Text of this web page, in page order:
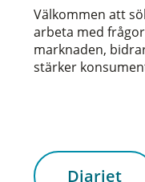
Välkommen att
arbeta med
marknaden,
stärker
Diariet